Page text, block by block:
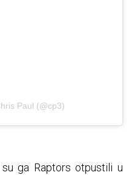
Paul (@cp3)
ga Raptors otpustili u